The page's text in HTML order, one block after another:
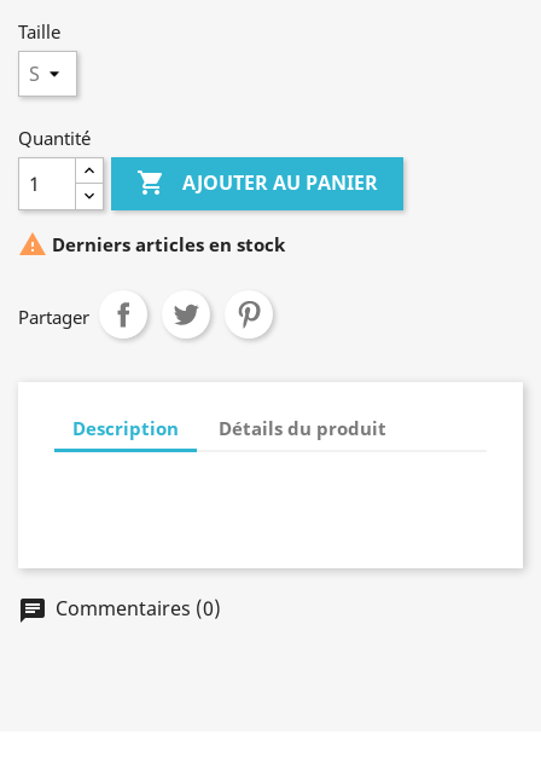
Taille
Quantité
 AJOUTER AU PANIER
 Derniers articles en stock
Partager
Description Détails du produit
Commentaires (0)